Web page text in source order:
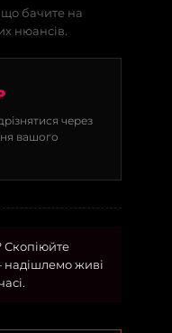
що бачите на
нюансів.
через
вашого
Скопіюйте
надішлемо живі